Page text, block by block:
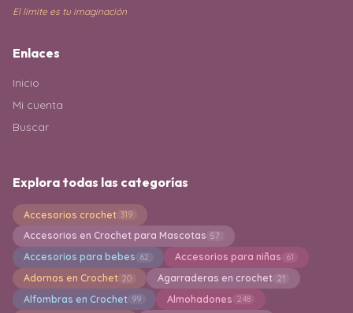
El límite es tu imaginación
Enlaces
Inicio
Mi cuenta
Buscar
Explora todas las categorías
Accesorios crochet 319
Accesorios en Crochet para Mascotas 57
Accesorios para bebes 62 Accesorios para niñas 61
Adornos en Crochet 20 Agarraderas en crochet 21
Alfombras en Crochet 99 Almohadones 248